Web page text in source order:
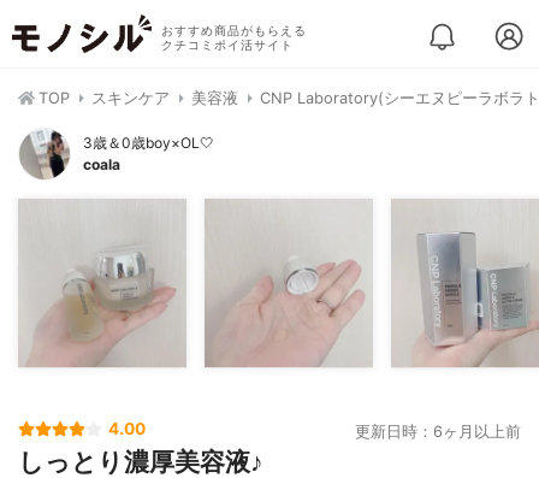
おすすめ商品がもらえる
クチコミポイ活サイト
TOP スキンケア 美容液 CNP Laboratory(シーエヌピーラボラ
3歳＆0歳boy×OL🤍
coala
4.00 更新日時：6ヶ月以上前
しっとり濃厚美容液♪